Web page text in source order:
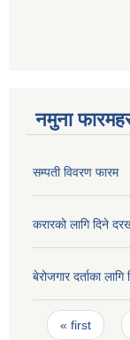
नमुना
सम्पती विवरण फारम
करारको लागि दिने
बेरोजगार दर्ताका
Pages
« first